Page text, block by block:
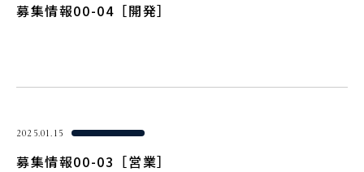
募集情報00-04［開発］
2025.01.15
募集情報00-03［営業］